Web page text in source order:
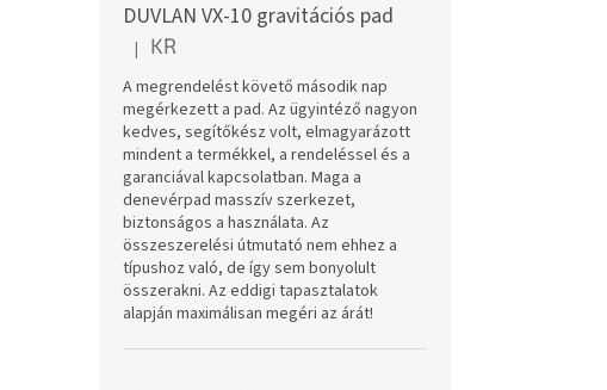
DUVLAN VX-10 gravitációs pad
A termék értékelése 5-ből 5 csillag.
| KR
A megrendelést követő második nap
megérkezett a pad. Az ügyintéző nagyon
kedves, segítőkész volt, elmagyarázott
mindent a termékkel, a rendeléssel és a
garanciával kapcsolatban. Maga a
denevérpad masszív szerkezet,
biztonságos a használata. Az
összeszerelési útmutató nem ehhez a
típushoz való, de így sem bonyolult
összerakni. Az eddigi tapasztalatok
alapján maximálisan megéri az árát!